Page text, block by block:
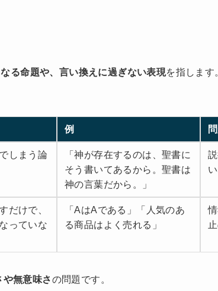
る命題や、言い換えに過ぎない表現を指します
例
しまう論
「神が存在するのは、聖書に
そう書いてあるから。聖書は
神の言葉だから。」
だけで、
っていな
「AはAである」「人気のあ
る商品はよく売れる」
無意味さの問題です。